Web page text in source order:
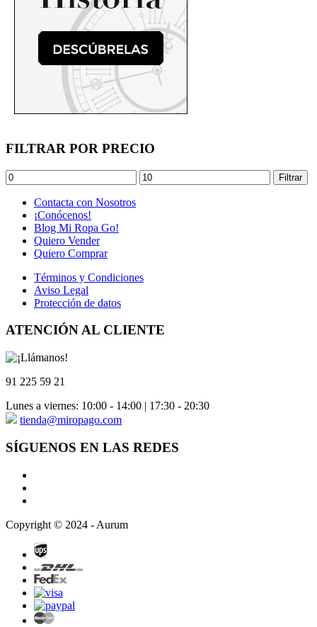
FILTRAR POR PRECIO
Precio
mínimo
Precio
máximo
Filtrar
Contacta con Nosotros
¡Conócenos!
Blog Mi Ropa Go!
Quiero Vender
Quiero Comprar
Términos y Condiciones
Aviso Legal
Protección de datos
ATENCIÓN AL CLIENTE
91 225 59 21
Lunes a viernes: 10:00 - 14:00 | 17:30 - 20:30
tienda@miropago.com
SÍGUENOS EN LAS REDES
Copyright © 2024 - Aurum